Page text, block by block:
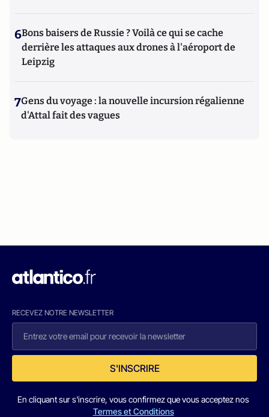
6Bons baisers de Russie ? Voilà ce qui se cache
derrière les attaques aux drones à l'aéroport de
Leipzig
7Gens du voyage : la nouvelle incursion régalienne
d'Attal fait des vagues
RECEVEZ NOTRE NEWSLETTER
S'INSCRIRE
En cliquant sur s'inscrire, vous confirmez que vous acceptez nos
Termes et Conditions